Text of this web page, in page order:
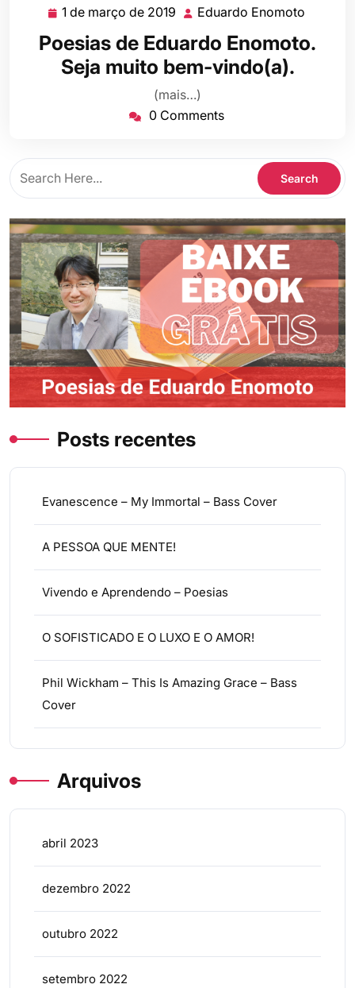
1 de março de 2019
março
de
2019
Eduardo Enomoto
Poesias de Eduardo Enomoto.
Seja muito bem-vindo(a).
(mais…)
0 Comments
Posts recentes
Evanescence – My Immortal – Bass Cover
A PESSOA QUE MENTE!
Vivendo e Aprendendo – Poesias
O SOFISTICADO E O LUXO E O AMOR!
Phil Wickham – This Is Amazing Grace – Bass
Cover
Arquivos
abril 2023
dezembro 2022
outubro 2022
setembro 2022